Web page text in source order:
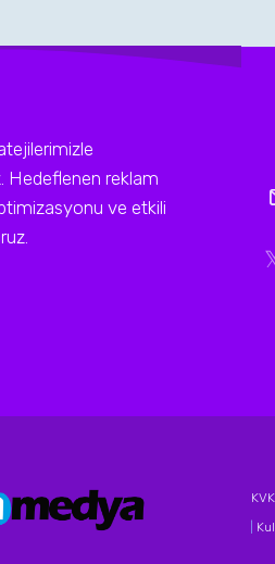
Hedeflenen reklam
ve etkili